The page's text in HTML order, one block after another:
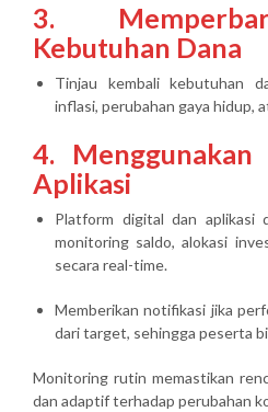
3.
Kebutuhan Dana
Tinjau kembali kebutuhan
inflasi, perubahan gaya hidup,
4.
Aplikasi
Platform digital dan aplikasi
monitoring saldo, alokasi
secara real-time.
Memberikan notifikasi jika
dari target, sehingga peserta
Monitoring rutin memastikan
dan adaptif terhadap perubahan